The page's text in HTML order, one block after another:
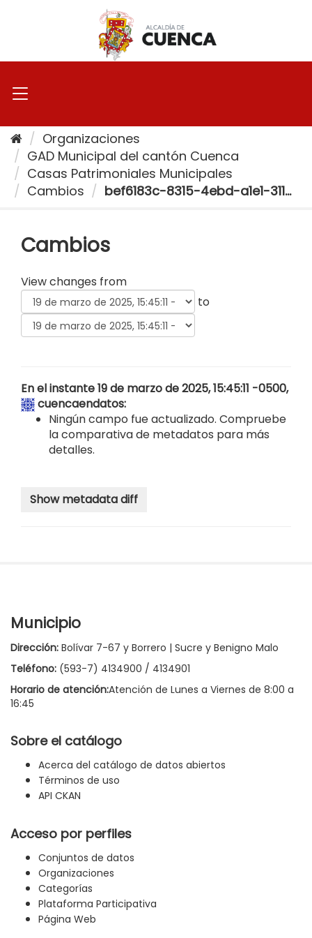
Organizaciones
GAD Municipal del cantón Cuenca
Casas Patrimoniales Municipales
Cambios
bef6183c-8315-4ebd-a1e1-311...
Cambios
View changes from
to
En el instante 19 de marzo de 2025, 15:45:11 -0500,
cuencaendatos:
Ningún campo fue actualizado. Compruebe
la comparativa de metadatos para más
detalles.
Municipio
Dirección: Bolívar 7-67 y Borrero | Sucre y Benigno Malo
Teléfono: (593-7) 4134900 / 4134901
Horario de atención:Atención de Lunes a Viernes de 8:00 a
16:45
Sobre el catálogo
Acerca del catálogo de datos abiertos
Términos de uso
API CKAN
Acceso por perfiles
Conjuntos de datos
Organizaciones
Categorías
Plataforma Participativa
Página Web